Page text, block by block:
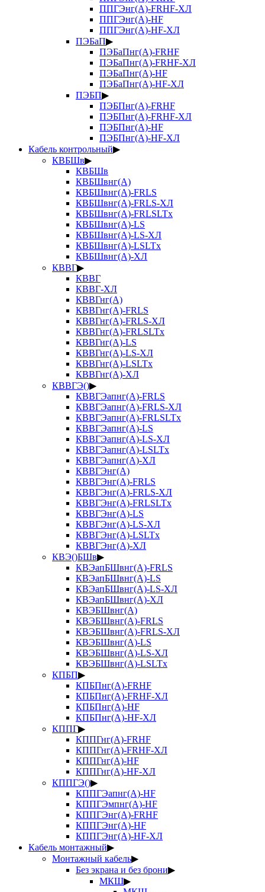
ППГЭнг(А)-FRHF-ХЛ
ППГЭнг(А)-HF
ППГЭнг(А)-HF-ХЛ
ПЭБаП▶
ПЭБаПнг(А)-FRHF
ПЭБаПнг(А)-FRHF-ХЛ
ПЭБаПнг(А)-HF
ПЭБаПнг(А)-HF-ХЛ
ПЭБП▶
ПЭБПнг(А)-FRHF
ПЭБПнг(А)-FRHF-ХЛ
ПЭБПнг(А)-HF
ПЭБПнг(А)-HF-ХЛ
Кабель контрольный▶
КВБШв▶
КВБШв
КВБШвнг(А)
КВБШвнг(А)-FRLS
КВБШвнг(А)-FRLS-ХЛ
КВБШвнг(А)-FRLSLTx
КВБШвнг(А)-LS
КВБШвнг(А)-LS-ХЛ
КВБШвнг(А)-LSLTx
КВБШвнг(А)-ХЛ
КВВГ▶
КВВГ
КВВГ-ХЛ
КВВГнг(А)
КВВГнг(А)-FRLS
КВВГнг(А)-FRLS-ХЛ
КВВГнг(А)-FRLSLTx
КВВГнг(А)-LS
КВВГнг(А)-LS-ХЛ
КВВГнг(А)-LSLTx
КВВГнг(А)-ХЛ
КВВГЭ()▶
КВВГЭапнг(А)-FRLS
КВВГЭапнг(А)-FRLS-ХЛ
КВВГЭапнг(А)-FRLSLTx
КВВГЭапнг(А)-LS
КВВГЭапнг(А)-LS-ХЛ
КВВГЭапнг(А)-LSLTx
КВВГЭапнг(А)-ХЛ
КВВГЭнг(А)
КВВГЭнг(А)-FRLS
КВВГЭнг(А)-FRLS-ХЛ
КВВГЭнг(А)-FRLSLTx
КВВГЭнг(А)-LS
КВВГЭнг(А)-LS-ХЛ
КВВГЭнг(А)-LSLTx
КВВГЭнг(А)-ХЛ
КВЭ()БШв▶
КВЭапБШвнг(А)-FRLS
КВЭапБШвнг(А)-LS
КВЭапБШвнг(А)-LS-ХЛ
КВЭапБШвнг(А)-ХЛ
КВЭБШвнг(А)
КВЭБШвнг(А)-FRLS
КВЭБШвнг(А)-FRLS-ХЛ
КВЭБШвнг(А)-LS
КВЭБШвнг(А)-LS-ХЛ
КВЭБШвнг(А)-LSLTx
КПБП▶
КПБПнг(А)-FRHF
КПБПнг(А)-FRHF-ХЛ
КПБПнг(А)-HF
КПБПнг(А)-HF-ХЛ
КППГ▶
КППГнг(А)-FRHF
КППГнг(А)-FRHF-ХЛ
КППГнг(А)-HF
КППГнг(А)-HF-ХЛ
КППГЭ()▶
КППГЭапнг(А)-HF
КППГЭмпнг(А)-HF
КППГЭнг(А)-FRHF
КППГЭнг(А)-HF
КППГЭнг(А)-HF-ХЛ
Кабель монтажный▶
Монтажный кабель▶
Без экрана и без брони▶
МКШ▶